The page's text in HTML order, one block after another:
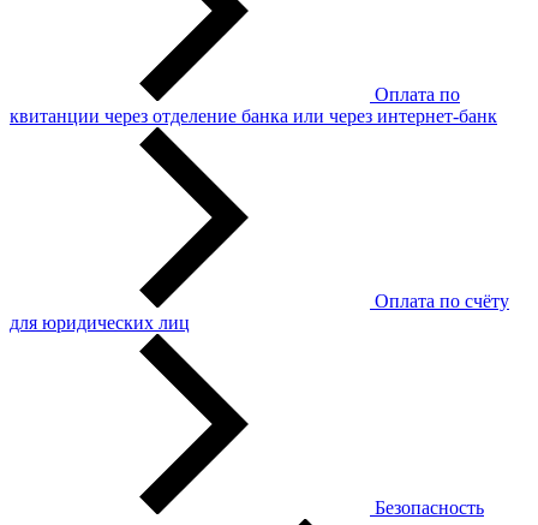
Оплата по
квитанции через отделение банка или через интернет-банк
Оплата по счёту
для юридических лиц
Безопасность